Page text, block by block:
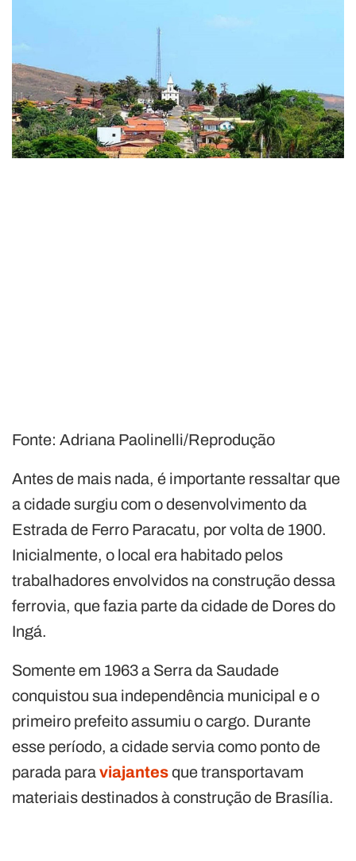
Fonte: Adriana Paolinelli/Reprodução
Antes de mais nada, é importante ressaltar que
a cidade surgiu com o desenvolvimento da
Estrada de Ferro Paracatu, por volta de 1900.
Inicialmente, o local era habitado pelos
trabalhadores envolvidos na construção dessa
ferrovia, que fazia parte da cidade de Dores do
Ingá.
Somente em 1963 a Serra da Saudade
conquistou sua independência municipal e o
primeiro prefeito assumiu o cargo. Durante
esse período, a cidade servia como ponto de
parada paraviajantesque transportavam
materiais destinados à construção de Brasília.